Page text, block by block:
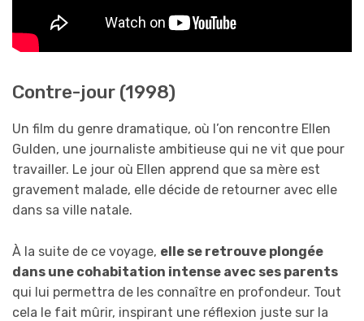
Contre-jour (1998)
Un film du genre dramatique, où l’on rencontre Ellen
Gulden, une journaliste ambitieuse qui ne vit que pour
travailler. Le jour où Ellen apprend que sa mère est
gravement malade, elle décide de retourner avec elle
dans sa ville natale.
À la suite de ce voyage, elle se retrouve plongée
dans une cohabitation intense avec ses parents
qui lui permettra de les connaître en profondeur. Tout
cela le fait mûrir, inspirant une réflexion juste sur la